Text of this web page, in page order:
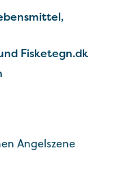
Fisketegn.dk
Angelszene